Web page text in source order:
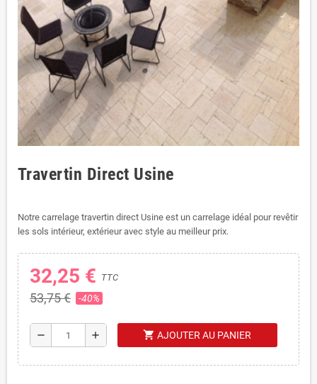
Travertin Direct Usine
Notre carrelage travertin direct Usine est un carrelage idéal pour revêtir
les sols intérieur, extérieur avec style au meilleur prix.
32,25 € TTC
53,75 € -40%
remove add shopping_cart AJOUTER AU PANIER